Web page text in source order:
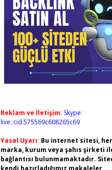
Reklam ve İletişim: Skype:
live:.cid.575569c608265c69
Yasal Uyarı: Bu internet sitesi,
marka, kurum veya şahıs şirketi
bağlantısı bulunmamaktadır.
kendi hazırladığımız makaleler